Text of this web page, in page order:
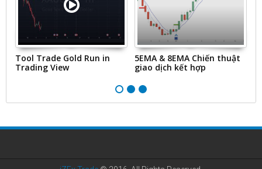
Tool Trade Gold Run in
Trading View
5EMA & 8EMA Chiến thuật
giao dịch kết hợp